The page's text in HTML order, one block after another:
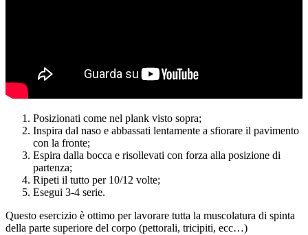
Posizionati come nel plank visto sopra;
Inspira dal naso e abbassati lentamente a sfiorare il pavimento
con la fronte;
Espira dalla bocca e risollevati con forza alla posizione di
partenza;
Ripeti il tutto per 10/12 volte;
Esegui 3-4 serie.
Questo esercizio è ottimo per lavorare tutta la muscolatura di spinta
della parte superiore del corpo (pettorali, tricipiti, ecc…)